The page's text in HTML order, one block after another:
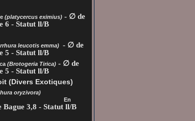
(platycercus eximius)- ∅ de
6 - Statut ll/B
leucotis emma) - ∅ de
5 - Statut ll/B
(Brotogeria Tirica)- ∅ de
5 - Statut ll/B
(Divers Exotiques)
oryzivora)
En
Bague 3,8 - Statut ll/B